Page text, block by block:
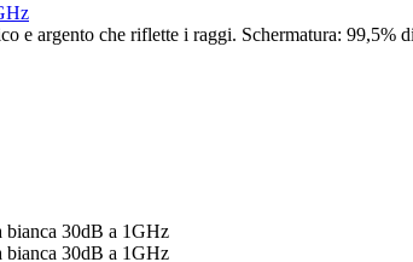
e argento che riflette i raggi. Schermatura: